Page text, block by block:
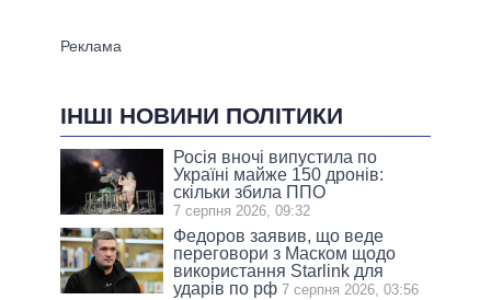
ІНШІ НОВИНИ ПОЛІТИКИ
Росія вночі випустила по
Україні майже 150 дронів:
скільки збила ППО
7 серпня 2026, 09:32
Федоров заявив, що веде
переговори з Маском щодо
використання Starlink для
ударів по рф 7 серпня 2026, 03:56